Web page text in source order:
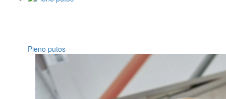
Pieno putos